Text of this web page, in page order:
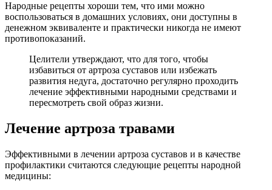
Народные рецепты хороши тем, что ими можно
воспользоваться в домашних условиях, они доступны в
денежном эквиваленте и практически никогда не имеют
противопоказаний.
Целители утверждают, что для того, чтобы
избавиться от артроза суставов или избежать
развития недуга, достаточно регулярно проходить
лечение эффективными народными средствами и
пересмотреть свой образ жизни.
Лечение артроза травами
Эффективными в лечении артроза суставов и в качестве
профилактики считаются следующие рецепты народной
медицины: